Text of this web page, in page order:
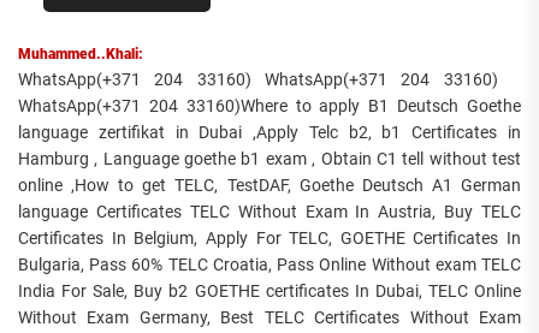
Muhammed..Khali:
WhatsApp(+371 204 33160) WhatsApp(+371 204 33160)
WhatsApp(+371 204 33160)Where to apply B1 Deutsch Goethe
language zertifikat in Dubai ,Apply Telc b2, b1 Certificates in
Hamburg , Language goethe b1 exam , Obtain C1 tell without test
online ,How to get TELC, TestDAF, Goethe Deutsch A1 German
language Certificates TELC Without Exam In Austria, Buy TELC
Certificates In Belgium, Apply For TELC, GOETHE Certificates In
Bulgaria, Pass 60% TELC Croatia, Pass Online Without exam TELC
India For Sale, Buy b2 GOETHE certificates In Dubai, TELC Online
Without Exam Germany, Best TELC Certificates Without Exam